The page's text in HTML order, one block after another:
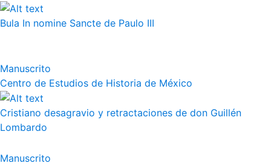
Bula In nomine Sancte de Paulo III
Manuscrito
Centro de Estudios de Historia de México
Cristiano desagravio y retractaciones de don Guillén
Lombardo
Manuscrito